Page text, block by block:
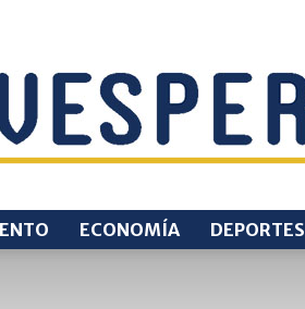
ECONOMÍA DEPORTES